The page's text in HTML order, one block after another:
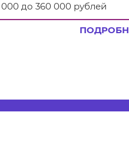
до 360 000 рублей